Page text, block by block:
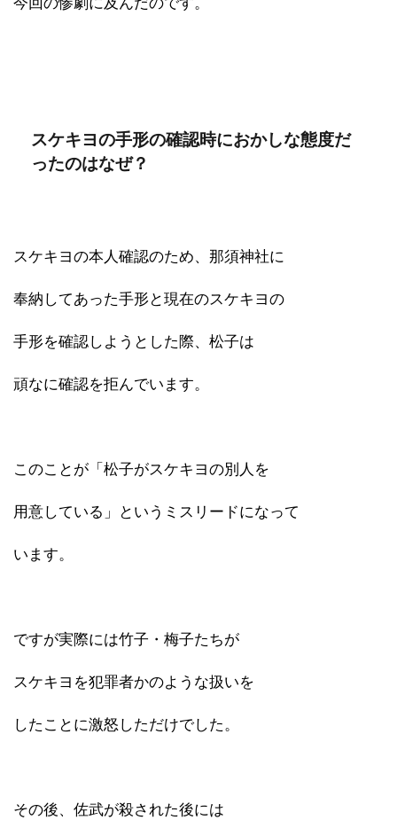
スケキヨの手形の確認時におかしな態度だ
ったのはなぜ？
スケキヨの本人確認のため、那須神社に
奉納してあった手形と現在のスケキヨの
手形を確認しようとした際、松子は
頑なに確認を拒んでいます。
このことが「松子がスケキヨの別人を
用意している」というミスリードになって
います。
ですが実際には竹子・梅子たちが
スケキヨを犯罪者かのような扱いを
したことに激怒しただけでした。
その後、佐武が殺された後には